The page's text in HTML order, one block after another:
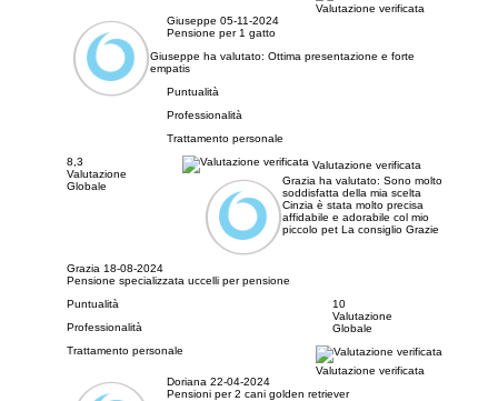
Valutazione verificata
Giuseppe 05-11-2024
Pensione per 1 gatto
Giuseppe ha valutato: Ottima presentazione e forte
empatis
Puntualità
Professionalità
Trattamento personale
8,3
Valutazione
Globale
Valutazione verificata
Grazia 18-08-2024
Pensione specializzata uccelli per pensione
Grazia ha valutato: Sono molto
soddisfatta della mia scelta
Cinzia è stata molto precisa
affidabile e adorabile col mio
piccolo pet La consiglio Grazie
Puntualità
Professionalità
Trattamento personale
10
Valutazione
Globale
Valutazione verificata
Doriana 22-04-2024
Pensioni per 2 cani golden retriever